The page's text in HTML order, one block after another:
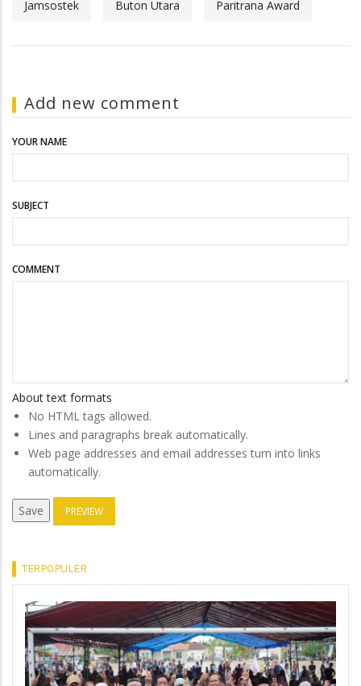
Jamsostek Buton Utara Paritrana Award
Add new comment
YOUR NAME
SUBJECT
COMMENT
About text formats
No HTML tags allowed.
Lines and paragraphs break automatically.
Web page addresses and email addresses turn into links
automatically.
TERPOPULER